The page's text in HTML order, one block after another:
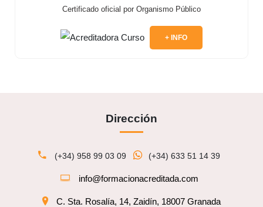
Certificado oficial por Organismo Público
+ INFO
Dirección
(+34) 958 99 03 09 (+34) 633 51 14 39
info@formacionacreditada.com
C. Sta. Rosalía, 14, Zaidín, 18007 Granada